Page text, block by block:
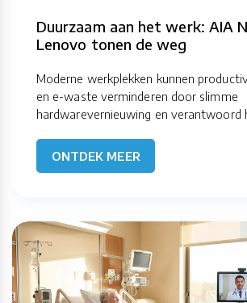
Duurzaam aan het werk: AIA
Lenovo tonen de weg
Moderne werkplekken kunnen
en e-waste verminderen door slimme
hardwarevernieuwing en verantwoord
ONTDEK MEER